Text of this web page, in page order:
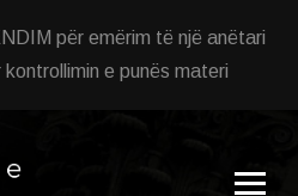
për emërim të një anëtari
e punës materi